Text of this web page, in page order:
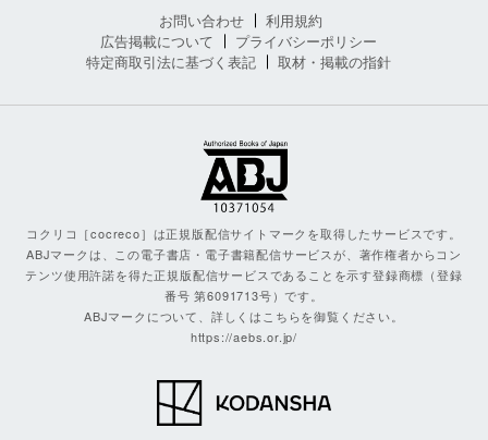
お問い合わせ
利用規約
広告掲載について
プライバシーポリシー
特定商取引法に基づく表記
取材・掲載の指針
コクリコ［cocreco］は正規版配信サイトマークを取得したサービスです。
ABJマークは、この電子書店・電子書籍配信サービスが、著作権者からコン
テンツ使用許諾を得た正規版配信サービスであることを示す登録商標（登録
番号 第6091713号）です。
ABJマークについて、詳しくはこちらを御覧ください。
https://aebs.or.jp/